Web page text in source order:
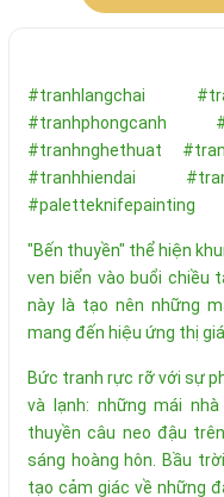
#tranhlangchai
#tranhphongcanh
#tranhnghethuat
#tranhhiendai
#paletteknifepainting
"Bến thuyền" thể hiện
ven biển vào buổi chiều
này là tạo nên những
mang đến hiệu ứng thị
Bức tranh rực rỡ với sự
và lạnh: những mái
thuyền câu neo đậu
sáng hoàng hôn. Bầu
tạo cảm giác về những